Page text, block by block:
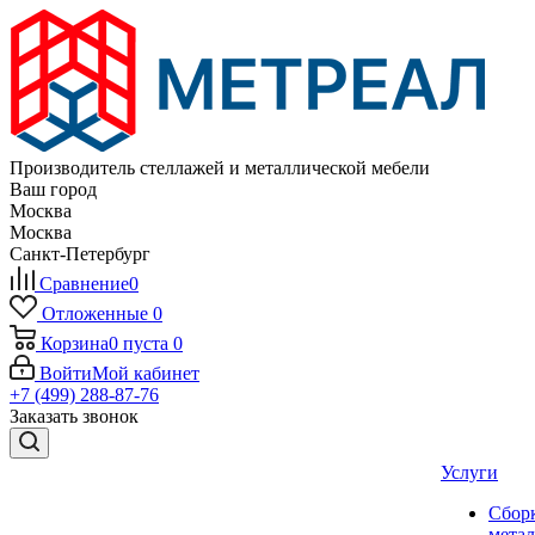
Производитель стеллажей и металлической мебели
Ваш город
Москва
Москва
Санкт-Петербург
Сравнение0
Отложенные 0
Корзина0 пуста 0
ВойтиМой кабинет
+7 (499) 288-87-76
Заказать звонок
Услуги